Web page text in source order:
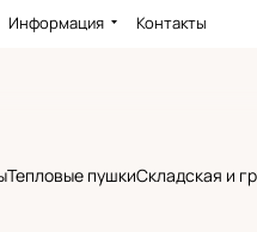
Информация Контакты
Тепловые пушкиСкладская и